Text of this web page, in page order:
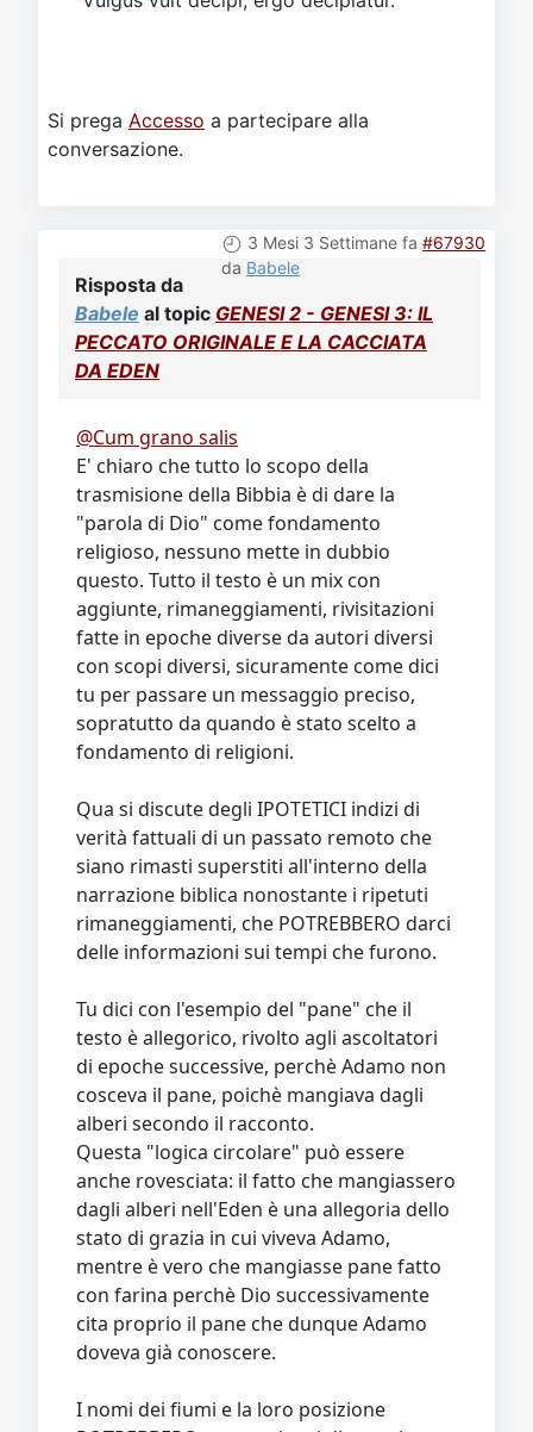
Si prega Accesso a partecipare alla
conversazione.
3 Mesi 3 Settimane fa #67930
da Babele
Risposta da
Babele al topic GENESI 2 - GENESI 3: IL
PECCATO ORIGINALE E LA CACCIATA
DA EDEN
@Cum grano salis
E' chiaro che tutto lo scopo della
trasmisione della Bibbia è di dare la
"parola di Dio" come fondamento
religioso, nessuno mette in dubbio
questo. Tutto il testo è un mix con
aggiunte, rimaneggiamenti, rivisitazioni
fatte in epoche diverse da autori diversi
con scopi diversi, sicuramente come dici
tu per passare un messaggio preciso,
sopratutto da quando è stato scelto a
fondamento di religioni.
Qua si discute degli IPOTETICI indizi di
verità fattuali di un passato remoto che
siano rimasti superstiti all'interno della
narrazione biblica nonostante i ripetuti
rimaneggiamenti, che POTREBBERO darci
delle informazioni sui tempi che furono.
Tu dici con l'esempio del "pane" che il
testo è allegorico, rivolto agli ascoltatori
di epoche successive, perchè Adamo non
cosceva il pane, poichè mangiava dagli
alberi secondo il racconto.
Questa "logica circolare" può essere
anche rovesciata: il fatto che mangiassero
dagli alberi nell'Eden è una allegoria dello
stato di grazia in cui viveva Adamo,
mentre è vero che mangiasse pane fatto
con farina perchè Dio successivamente
cita proprio il pane che dunque Adamo
doveva già conoscere.
I nomi dei fiumi e la loro posizione